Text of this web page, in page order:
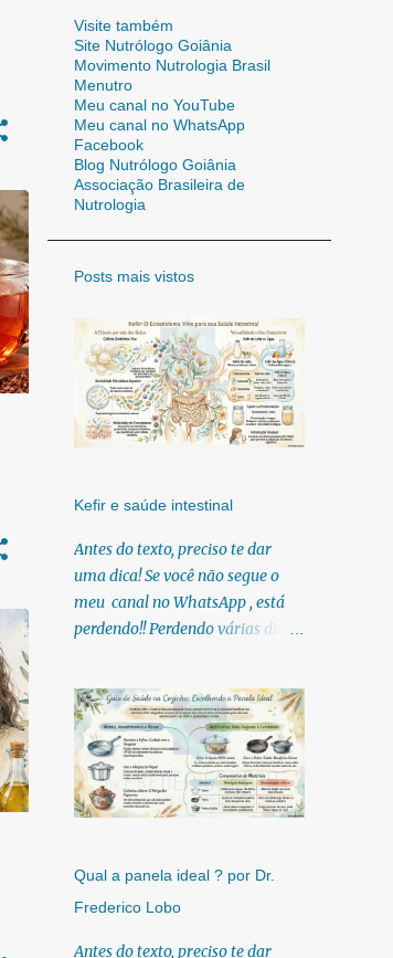
Visite também
Site Nutrólogo Goiânia
Movimento Nutrologia Brasil
Menutro
Meu canal no YouTube
Meu canal no WhatsApp
Facebook
Blog Nutrólogo Goiânia
Associação Brasileira de
Nutrologia
Posts mais vistos
Kefir e saúde intestinal
Antes do texto, preciso te dar
uma dica! Se você não segue o
meu canal no WhatsApp , está
perdendo!! Perdendo várias dicas,
infográficos, o link para
download dos meus e-books.
Para acessar clique no link:
https://whatsapp.com/channel/0
029Vb6U4AqKgsNzkBhubA40
diretos e práticos sobre saúde,
baseadas em ciência de verdade,
Qual a panela ideal ? por Dr.
Frederico Lobo
Antes do texto, preciso te dar